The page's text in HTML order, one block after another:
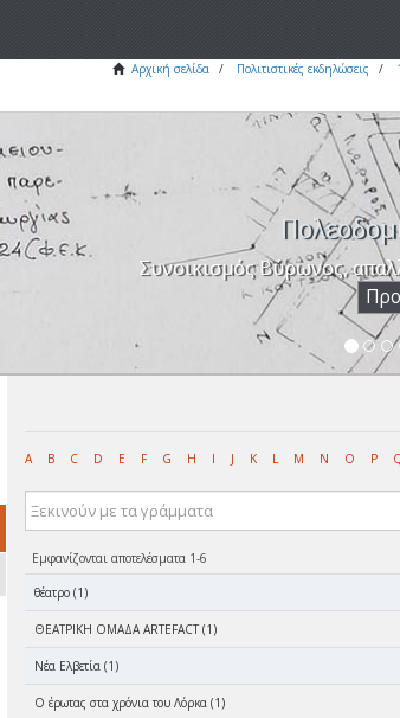
Αρχική σελίδα Πολιτιστικές εκδηλώσεις
Συνοικισμός Βύρωνος,
A B C D E F G H I J K L M N O P
Εμφανίζονται αποτελέσματα 1-6
θέατρο (1)
ΘΕΑΤΡΙΚΗ ΟΜΑΔΑ ARTEFACT (1)
Νέα Ελβετία (1)
Ο έρωτας στα χρόνια του Λόρκα (1)